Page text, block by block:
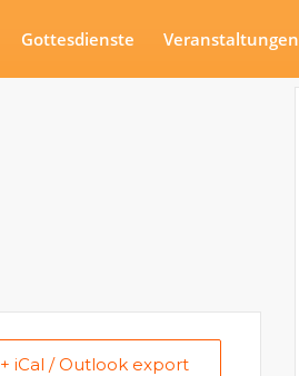
Gottesdienste Veranstaltungen
+ iCal / Outlook export